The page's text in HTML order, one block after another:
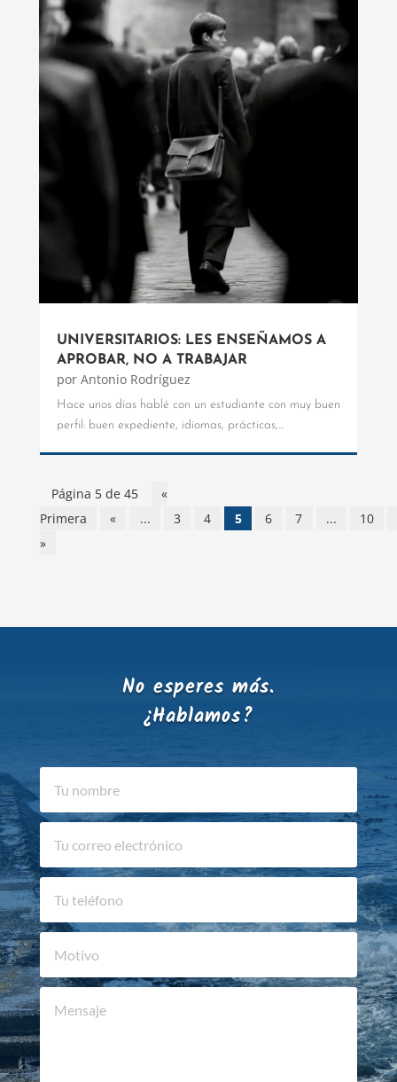
UNIVERSITARIOS: LES ENSEÑAMOS A
APROBAR, NO A TRABAJAR
por Antonio Rodríguez
Hace unos días hablé con un estudiante con muy buen
perfil: buen expediente, idiomas, prácticas,...
Página 5 de 45
«
Primera
« ... 3 4 5 6 7 ...
10
»
No esperes más.
¿Hablamos?